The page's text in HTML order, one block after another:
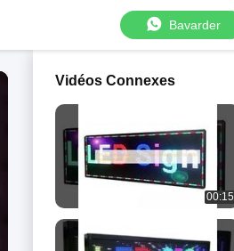
Bavarder
Vidéos Connexes
00:15